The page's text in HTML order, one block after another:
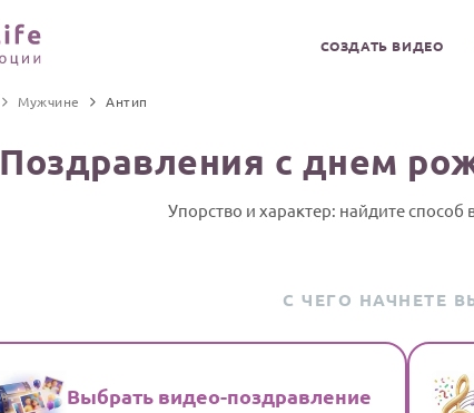
СОЗДАТЬ ВИДЕО
Мужчине Антип
Поздравления с днем
Упорство и характер: найдите
С ЧЕГО НАЧНЕТЕ
Выбрать видео-поздравление